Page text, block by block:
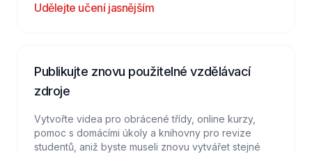
Udělejte učení jasnějším
Publikujte znovu použitelné vzdělávací
zdroje
Vytvořte videa pro obrácené třídy, online kurzy,
pomoc s domácími úkoly a knihovny pro revize
studentů, aniž byste museli znovu vytvářet stejné